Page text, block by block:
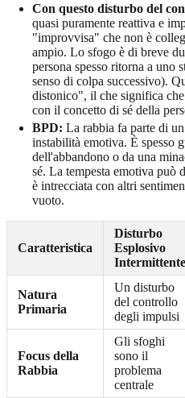
Con questo disturbo del
quasi puramente reattiva e
"improvvisa" che non è
ampio. Lo sfogo è di breve
persona spesso ritorna a uno
senso di colpa successivo).
distonico", il che significa
con il concetto di sé della
BPD: La rabbia fa parte di
instabilità emotiva. È spesso
dell'abbandono o da una
sé. La tempesta emotiva può
è intrecciata con altri
vuoto.
Caratteristica
Disturbo
Esplosivo
Intermittente
Natura
Primaria
Un disturbo
del controllo
degli impulsi
Focus della
Rabbia
Gli sfoghi
sono il
problema
centrale